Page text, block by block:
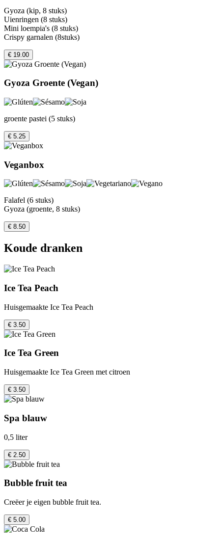
Gyoza (kip, 8 stuks)
Uienringen (8 stuks)
Mini loempia's (8 stuks)
Crispy garnalen (8stuks)
€ 19.00
Gyoza Groente (Vegan)
groente pastei (5 stuks)
€ 5.25
Veganbox
Falafel (6 stuks)
Gyoza (groente, 8 stuks)
€ 8.50
Koude dranken
Ice Tea Peach
Huisgemaakte Ice Tea Peach
€ 3.50
Ice Tea Green
Huisgemaakte Ice Tea Green met citroen
€ 3.50
Spa blauw
0,5 liter
€ 2.50
Bubble fruit tea
Creëer je eigen bubble fruit tea.
€ 5.00